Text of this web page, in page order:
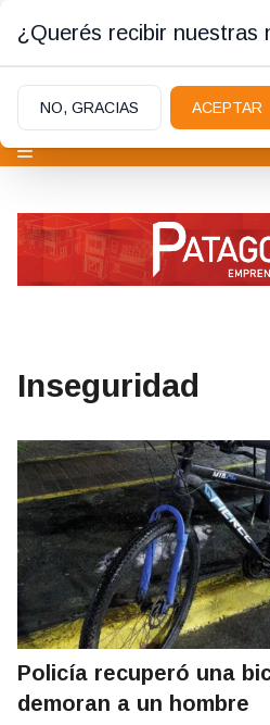
Inseguridad
Policía recuperó una
demoran a un hombre
¿Querés recibir nuestras
NO, GRACIAS ACEPTAR